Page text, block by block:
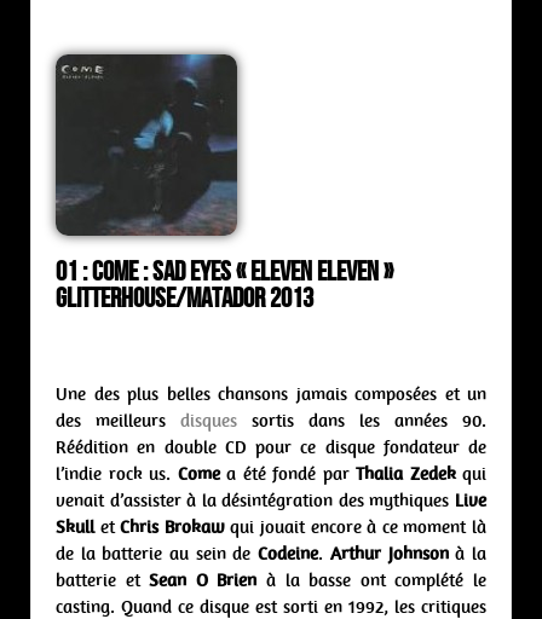
01 : Come : sad eyes « Eleven Eleven »
Glitterhouse/Matador 2013
Une des plus belles chansons jamais composées et un
des meilleurs disques
sortis dans les années 90.
Réédition en double CD pour ce disque fondateur de
l’indie rock us. Comea été fondé par Thalia Zedekqui
venait d’assister à la désintégration des mythiques Live
SkulletChris Brokawqui jouait encore à ce moment là
de la batterie au sein deCodeine. Arthur Johnsonà la
batterie etSean O Brien à la basse ont complété le
casting. Quand ce disque est sorti en 1992, les critiques